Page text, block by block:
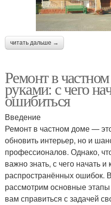
читать дальше →
Ремонт в
руками: с чего
ошибиться
Введение
Ремонт в частном доме —
обновить интерьер, но и
профессионалов. Однако,
важно знать, с чего начать и
распространённых ошибок.
рассмотрим основные
вам справиться с задачей